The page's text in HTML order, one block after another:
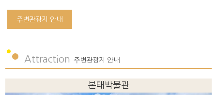
주변관광지 안내
Attraction 주변관광지 안내
본태박물관